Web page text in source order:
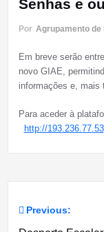
Senhas e
Por Agrupamento de
Em breve serão
novo GIAE,
informações e, mais
Para aceder à
http://193.236.77.53
Navegação
Previous: